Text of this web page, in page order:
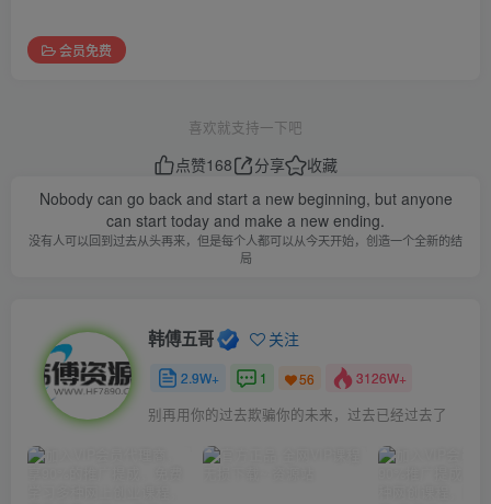
会员免费
喜欢就支持一下吧
点赞168 分享
收藏
Nobody can go back and start a new beginning, but anyone
can start today and make a new ending.
没有人可以回到过去从头再来，但是每个人都可以从今天开始，创造一个全新的结
局
韩傅五哥 关注
2.9W+ 1 56 3126W+
别再用你的过去欺骗你的未来，过去已经过去了